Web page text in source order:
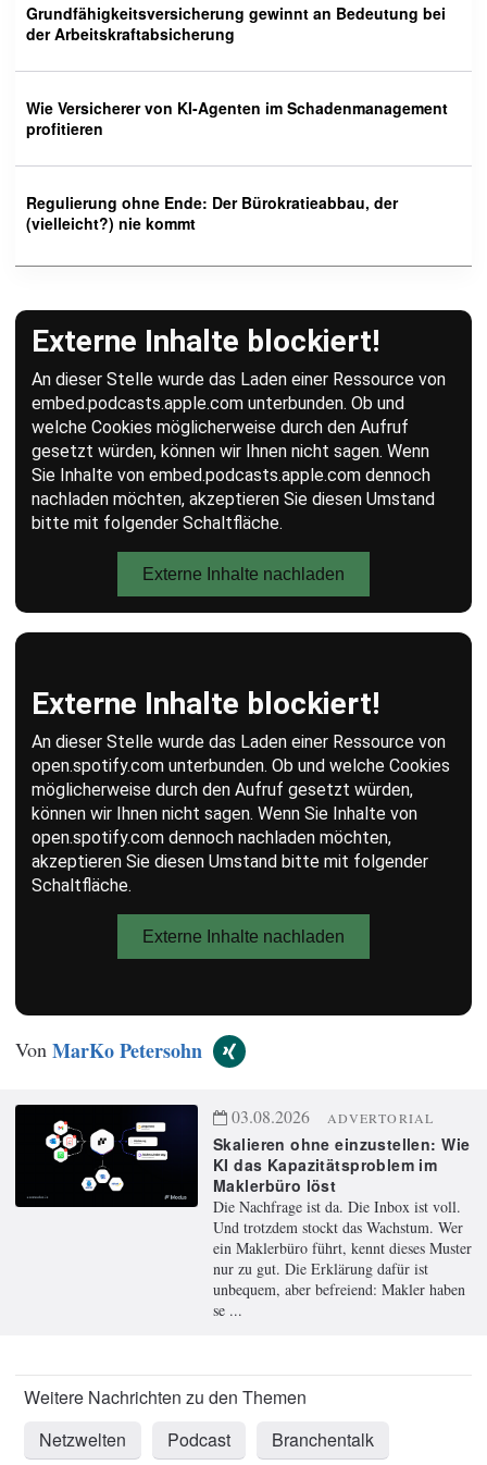
Grundfähigkeitsversicherung gewinnt an Bedeutung bei
der Arbeitskraftabsicherung
Wie Versicherer von KI-Agenten im Schadenmanagement
profitieren
Regulierung ohne Ende: Der Bürokratieabbau, der
(vielleicht?) nie kommt
Von MarKo Petersohn
03.08.2026 ADVERTORIAL
Skalieren ohne einzustellen: Wie
KI das Kapazitätsproblem im
Maklerbüro löst
Die Nachfrage ist da. Die Inbox ist voll.
Und trotzdem stockt das Wachstum. Wer
ein Maklerbüro führt, kennt dieses Muster
nur zu gut. Die Erklärung dafür ist
unbequem, aber befreiend: Makler haben
se ...
Netzwelten Podcast
Branchentalk